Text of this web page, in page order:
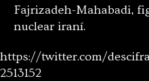
Fajrizadeh-Mahabadi,
nuclear iraní.
https://twitter.com/
2513152